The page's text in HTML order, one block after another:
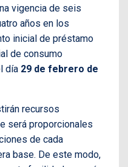
vigencia de seis
años en los
inicial de préstamo
de consumo
día 29 de febrero de
recursos
será proporcionales
de cada
base. De este modo,